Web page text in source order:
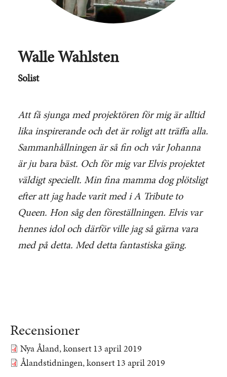
Walle Wahlsten
Solist
Att få sjunga med projektören för mig är alltid
lika inspirerande och det är roligt att träffa alla.
Sammanhållningen är så fin och vår Johanna
är ju bara bäst. Och för mig var Elvis projektet
väldigt speciellt. Min fina mamma dog plötsligt
efter att jag hade varit med i A Tribute to
Queen. Hon såg den föreställningen. Elvis var
hennes idol och därför ville jag så gärna vara
med på detta. Med detta fantastiska gäng.
Recensioner
Dokument
Nya Åland, konsert 13 april 2019
Dokument
Ålandstidningen, konsert 13 april 2019